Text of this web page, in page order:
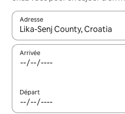
Adresse
Lorsque les résultats s'affichent,
Arrivée
Départ